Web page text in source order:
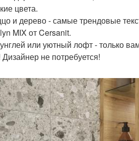
цвета.
и дерево - самые трендовые
MIX от Cersanit.
или уютный лофт - только
не потребуется!